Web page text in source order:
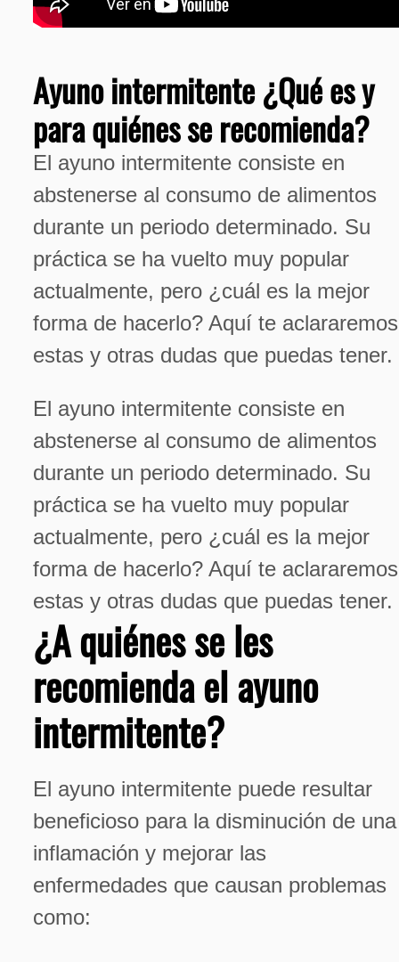
Ayuno intermitente ¿Qué es y
para quiénes se recomienda?
El ayuno intermitente consiste en
abstenerse al consumo de alimentos
durante un periodo determinado. Su
práctica se ha vuelto muy popular
actualmente, pero ¿cuál es la mejor
forma de hacerlo? Aquí te aclararemos
estas y otras dudas que puedas tener.
El ayuno intermitente consiste en
abstenerse al consumo de alimentos
durante un periodo determinado. Su
práctica se ha vuelto muy popular
actualmente, pero ¿cuál es la mejor
forma de hacerlo? Aquí te aclararemos
estas y otras dudas que puedas tener.
¿A quiénes se les
recomienda el ayuno
intermitente?
El ayuno intermitente puede resultar
beneficioso para la disminución de una
inflamación y mejorar las
enfermedades que causan problemas
como: